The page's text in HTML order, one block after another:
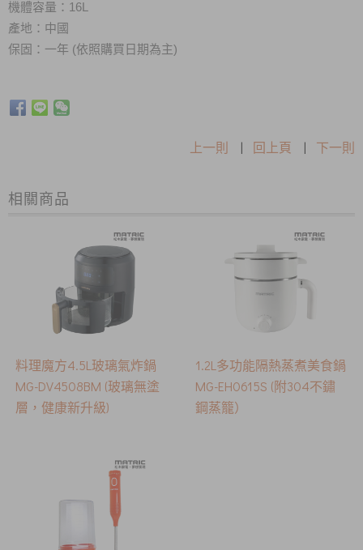
機體容量 ：16L
產地：中國
保固：一年 (依照購買日期為主)
上一則 | 回上頁 | 下一則
相關商品
料理魔方4.5L玻璃氣炸鍋
MG-DV4508BM (玻璃無塗
層，健康新升級)
1.2L多功能隔熱蒸煮美食鍋
MG-EH0615S (附304不鏽
鋼蒸籠）